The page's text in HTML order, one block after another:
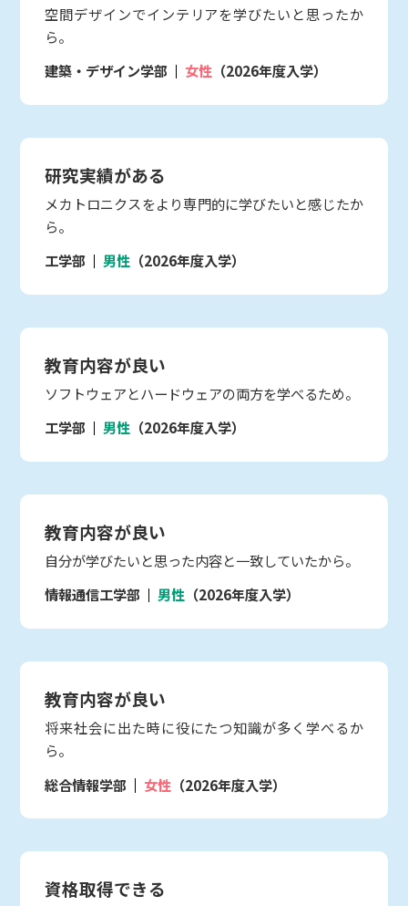
空間デザインでインテリアを学びたいと思ったか
ら。
建築・デザイン学部
女性 （2026年度入学）
研究実績がある
メカトロニクスをより専門的に学びたいと感じたか
ら。
工学部
男性 （2026年度入学）
教育内容が良い
ソフトウェアとハードウェアの両方を学べるため。
工学部
男性 （2026年度入学）
教育内容が良い
自分が学びたいと思った内容と一致していたから。
情報通信工学部
男性 （2026年度入学）
教育内容が良い
将来社会に出た時に役にたつ知識が多く学べるか
ら。
総合情報学部
女性 （2026年度入学）
資格取得できる